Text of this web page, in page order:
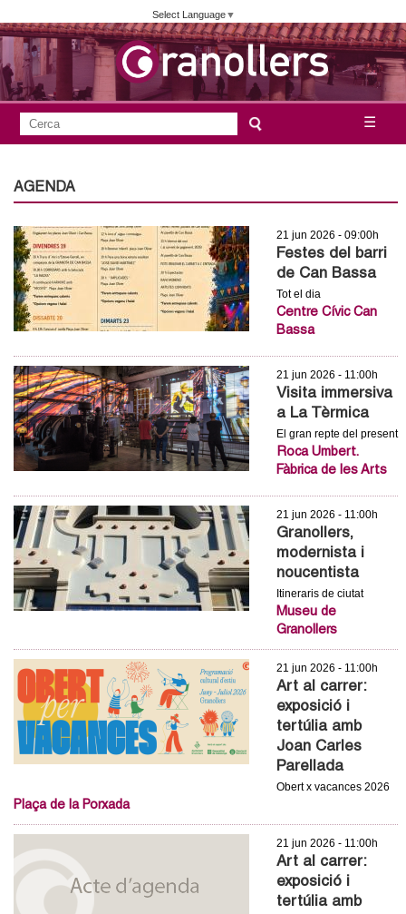
Vés
al
contingut
Select Language▼
m
G
☰
F
r
u
l
a
r
d
e
c
e
r
c
a
e
a
AGENDA
21 jun 2026 - 09:00h
Festes del barri
de Can Bassa
Tot el dia
Centre Cívic Can
Bassa
21 jun 2026 - 11:00h
Visita immersiva
a La Tèrmica
El gran repte del present
Roca Umbert.
Fàbrica de les Arts
21 jun 2026 - 11:00h
Granollers,
modernista i
noucentista
Itineraris de ciutat
Museu de
Granollers
21 jun 2026 - 11:00h
Art al carrer:
exposició i
tertúlia amb
Joan Carles
Parellada
Obert x vacances 2026
Plaça de la Porxada
21 jun 2026 - 11:00h
Art al carrer:
exposició i
tertúlia amb